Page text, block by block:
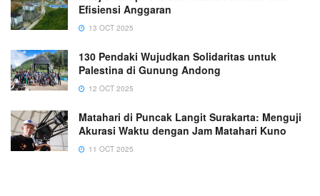
Efisiensi Anggaran
13 OCT 2025
130 Pendaki Wujudkan Solidaritas untuk
Palestina di Gunung Andong
12 OCT 2025
Matahari di Puncak Langit Surakarta: Menguji
Akurasi Waktu dengan Jam Matahari Kuno
11 OCT 2025